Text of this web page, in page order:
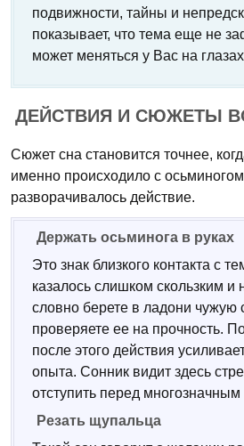
подвижности, тайны и
показывает, что тема еще не
может меняться у Вас на
ДЕЙСТВИЯ И СЮЖЕТЫ
Сюжет сна становится точнее,
именно происходило с осьминогом
разворачивалось действие.
Держать осьминога в руках
Это знак близкого контакта с
казалось слишком скользким
словно берете в ладони чужую
проверяете ее на прочность.
после этого действия
опыта. Сонник видит здесь
отступить перед
Резать щупальца